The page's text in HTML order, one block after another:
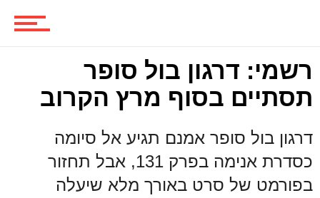
משחקים
ביקורות משחקים
רשמי: דרגון בול סופר
תסתיים בסוף מרץ הקרוב
דרגון בול סופר אמנם תגיע אל סיומה
כסדרת אנימה בפרק 131, אבל תחזור
בפורמט של סרט באורך מלא שיעלה